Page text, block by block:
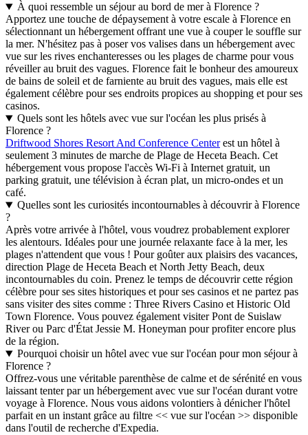
À quoi ressemble un séjour au bord de mer à Florence ?
Apportez une touche de dépaysement à votre escale à Florence en
sélectionnant un hébergement offrant une vue à couper le souffle sur
la mer. N'hésitez pas à poser vos valises dans un hébergement avec
vue sur les rives enchanteresses ou les plages de charme pour vous
réveiller au bruit des vagues. Florence fait le bonheur des amoureux
de bains de soleil et de farniente au bruit des vagues, mais elle est
également célèbre pour ses endroits propices au shopping et pour ses
casinos.
Quels sont les hôtels avec vue sur l'océan les plus prisés à
Florence ?
Driftwood Shores Resort And Conference Centerest un hôtel à
seulement 3 minutes de marche de Plage de Heceta Beach. Cet
hébergement vous propose l'accès Wi-Fi à Internet gratuit, un
parking gratuit, une télévision à écran plat, un micro-ondes et un
café.
Quelles sont les curiosités incontournables à découvrir à Florence
?
Après votre arrivée à l'hôtel, vous voudrez probablement explorer
les alentours. Idéales pour une journée relaxante face à la mer, les
plages n'attendent que vous ! Pour goûter aux plaisirs des vacances,
direction Plage de Heceta Beach et North Jetty Beach, deux
incontournables du coin. Prenez le temps de découvrir cette région
célèbre pour ses sites historiques et pour ses casinos et ne partez pas
sans visiter des sites comme : Three Rivers Casino et Historic Old
Town Florence. Vous pouvez également visiter Pont de Suislaw
River ou Parc d'État Jessie M. Honeyman pour profiter encore plus
de la région.
Pourquoi choisir un hôtel avec vue sur l'océan pour mon séjour à
Florence ?
Offrez-vous une véritable parenthèse de calme et de sérénité en vous
laissant tenter par un hébergement avec vue sur l'océan durant votre
voyage à Florence. Nous vous aidons volontiers à dénicher l'hôtel
parfait en un instant grâce au filtre << vue sur l'océan >> disponible
dans l'outil de recherche d'Expedia.